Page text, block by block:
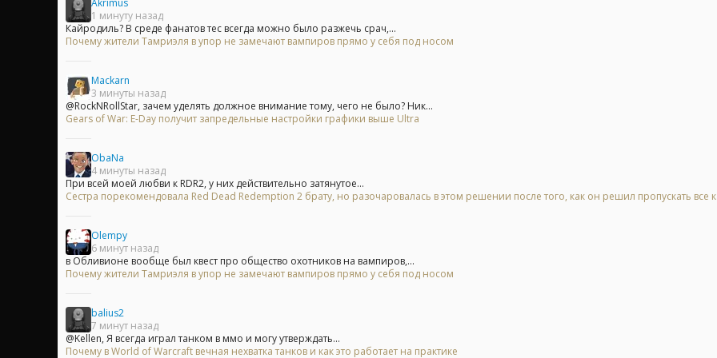
Akrimus
1 минуту назад
Кайродиль? В среде фанатов тес всегда можно было разжечь срач,...
Почему жители Тамриэля в упор не замечают вампиров прямо у себя под носом
Mackarn
3 минуты назад
@RockNRollStar, зачем уделять должное внимание тому, чего не было? Ник...
Gears of War: E-Day получит запредельные настройки графики выше Ultra
ObaNa
4 минуты назад
При всей моей любви к RDR2, у них действительно затянутое...
Сестра порекомендовала Red Dead Redemption 2 брату, но разочаровалась в этом решении после того, как он решил пропускать все
Olempy
6 минут назад
в Обливионе вообще был квест про общество охотников на вампиров,...
Почему жители Тамриэля в упор не замечают вампиров прямо у себя под носом
balius2
7 минут назад
@Kellen, Я всегда играл танком в ммо и могу утверждать...
Почему в World of Warcraft вечная нехватка танков и как это работает на практике